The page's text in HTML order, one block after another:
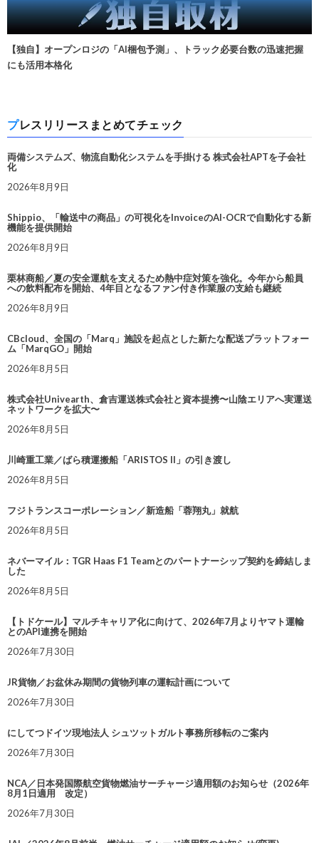
【独自】オープンロジの「AI梱包予測」、トラック必要台数の迅速把握
にも活用本格化
プレスリリースまとめてチェック
両備システムズ、物流自動化システムを手掛ける 株式会社APTを子会社
化
2026年8月9日
Shippio、「輸送中の商品」の可視化をInvoiceのAI-OCRで自動化する新
機能を提供開始
2026年8月9日
栗林商船／夏の安全運航を支えるため熱中症対策を強化。今年から船員
への飲料配布を開始、4年目となるファン付き作業服の支給も継続
2026年8月9日
CBcloud、全国の「Marq」施設を起点とした新たな配送プラットフォー
ム「MarqGO」開始
2026年8月5日
株式会社Univearth、倉吉運送株式会社と資本提携〜山陰エリアへ実運送
ネットワークを拡大〜
2026年8月5日
川崎重工業／ばら積運搬船「ARISTOS II」の引き渡し
2026年8月5日
フジトランスコーポレーション／新造船「蓉翔丸」就航
2026年8月5日
ネバーマイル：TGR Haas F1 Teamとのパートナーシップ契約を締結しま
した
2026年8月5日
【トドケール】マルチキャリア化に向けて、2026年7月よりヤマト運輸
とのAPI連携を開始
2026年7月30日
JR貨物／お盆休み期間の貨物列車の運転計画について
2026年7月30日
にしてつドイツ現地法人 シュツットガルト事務所移転のご案内
2026年7月30日
NCA／日本発国際航空貨物燃油サーチャージ適用額のお知らせ（2026年
8月1日適用 改定）
2026年7月30日